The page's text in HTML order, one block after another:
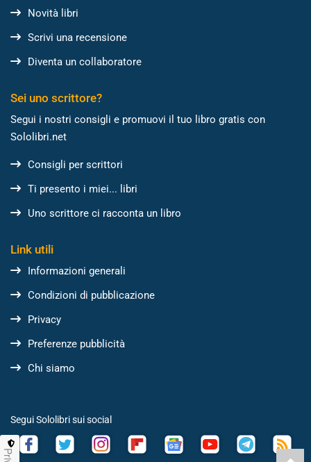
Novità libri
Scrivi una recensione
Diventa un collaboratore
Sei uno scrittore?
Segui i nostri consigli e promuovi il tuo libro gratis con
Sololibri.net
Consigli per scrittori
Ti presento i miei... libri
Uno scrittore ci racconta un libro
Link utili
Informazioni generali
Condizioni di pubblicazione
Privacy
Preferenze pubblicità
Chi siamo
Segui Sololibri sui social